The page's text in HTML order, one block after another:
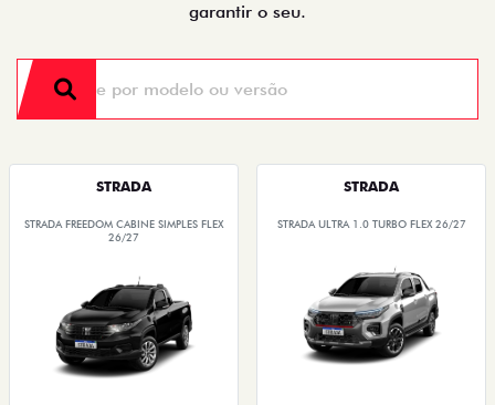
garantir o seu.
STRADA
STRADA FREEDOM CABINE SIMPLES FLEX
26/27
STRADA
STRADA ULTRA 1.0 TURBO FLEX 26/27